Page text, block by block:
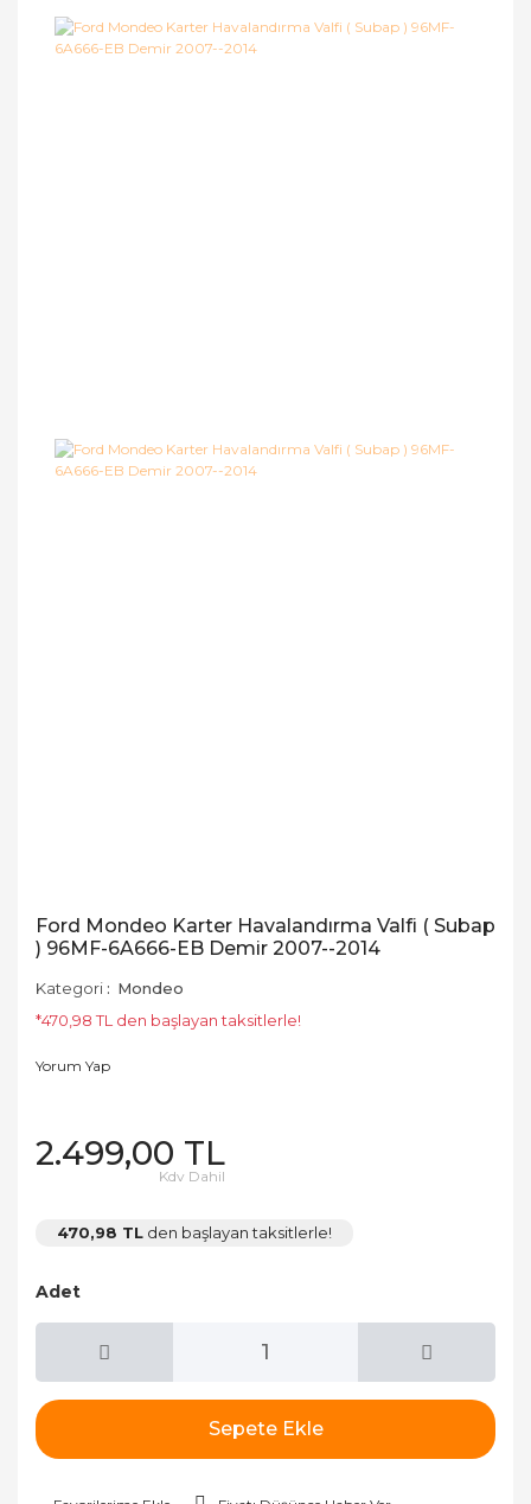
Ford Mondeo Karter Havalandırma Valfi ( Subap
) 96MF-6A666-EB Demir 2007--2014
Kategori
Mondeo
*470,98 TL den başlayan taksitlerle!
Yorum Yap
2.499,00 TL
Kdv Dahil
470,98 TL den başlayan taksitlerle!
Adet
Sepete Ekle